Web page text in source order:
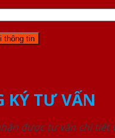
KÝ TƯ VẤN
được tư vấn chi tiết